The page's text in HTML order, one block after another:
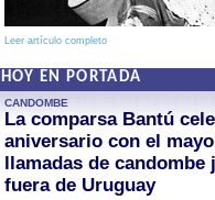
Leer artículo completo
HOY EN PORTADA
CANDOMBE
La comparsa Bantú
aniversario con el
llamadas de candombe
fuera de Uruguay